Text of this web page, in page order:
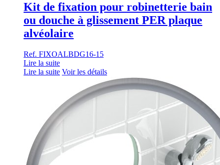
Kit de fixation pour robinetterie bain
ou douche à glissement PER plaque
alvéolaire
Ref. FIXOALBDG16-15
Lire la suite
Lire la suite Voir les détails